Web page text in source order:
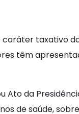
caráter taxativo
têm
Ato da
de saúde,